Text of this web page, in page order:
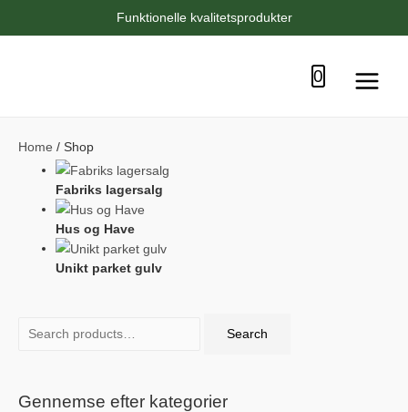
Funktionelle kvalitetsprodukter
0
Main
r
Search
Gennemse efter kategorier
Home / Shop
Fabriks lagersalg
Hus og Have
Unikt parket gulv